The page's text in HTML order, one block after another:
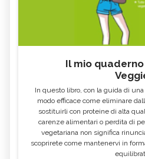
Il mio
In questo libro, con la guida di
modo efficace come eliminare
sostituirli con proteine di alta
carenze alimentari o perdita di
vegetariana non significa
scoprirete come mantenervi in